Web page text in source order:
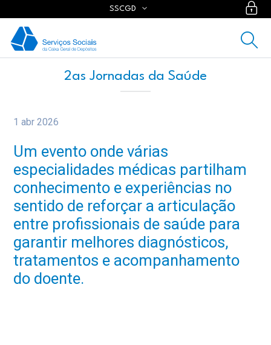
SSCGD
2as Jornadas da Saúde
1 abr 2026
Um evento onde várias
especialidades médicas partilham
conhecimento e experiências no
sentido de reforçar a articulação
entre profissionais de saúde para
garantir melhores diagnósticos,
tratamentos e acompanhamento
do doente.